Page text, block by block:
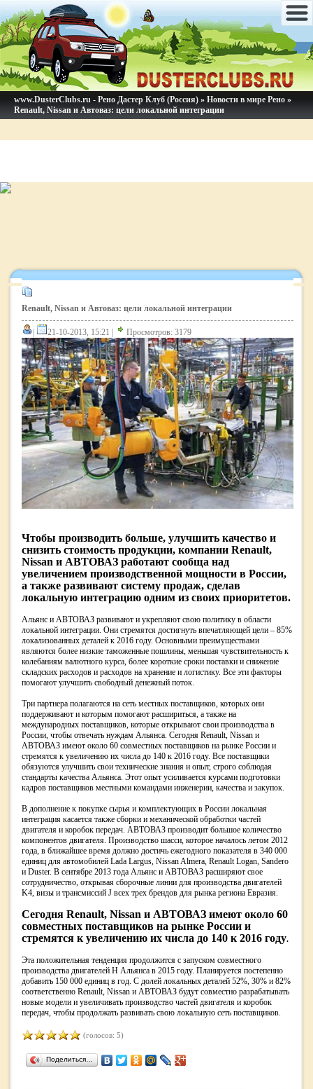
www.DusterClubs.ru - Рено Дастер Клуб (Россия) » Новости в мире Рено »
Renault, Nissan и Автоваз: цели локальной интеграции
Renault, Nissan и Автоваз: цели локальной интеграции
21-10-2013, 15:21 | Просмотров: 3179
Чтобы производить больше, улучшить качество и
снизить стоимость продукции, компании Renault,
Nissan и АВТОВАЗ работают сообща над
увеличением производственной мощности в России,
а также развивают систему продаж, сделав
локальную интеграцию одним из своих приоритетов.
Aльянс и АВТОВАЗ развивают и укрепляют свою политику в области
локальной интеграции. Они стремятся достигнуть впечатляющей цели – 85%
локализованных деталей к 2016 году. Основными преимуществами
являются более низкие таможенные пошлины, меньшая чувствительность к
колебаниям валютного курса, более короткие сроки поставки и снижение
складских расходов и расходов на хранение и логистику. Все эти факторы
помогают улучшить свободный денежный поток.
Три партнера полагаются на сеть местных поставщиков, которых они
поддерживают и которым помогают расшириться, а также на
международных поставщиков, которые открывают свои производства в
России, чтобы отвечать нуждам Альянса. Сегодня Renault, Nissan и
АВТОВАЗ имеют около 60 совместных поставщиков на рынке России и
стремятся к увеличению их числа до 140 к 2016 году. Все поставщики
обязуются улучшить свои технические знания и опыт, строго соблюдая
стандарты качества Альянса. Этот опыт усиливается курсами подготовки
кадров поставщиков местными командами инженерии, качества и закупок.
В дополнение к покупке сырья и комплектующих в России локальная
интеграция касается также сборки и механической обработки частей
двигателя и коробок передач. АВТОВАЗ производит большое количество
компонентов двигателя. Производство шасси, которое началось летом 2012
года, в ближайшее время должно достичь ежегодного показателя в 340 000
единиц для автомобилей Lada Largus, Nissan Almera, Renault Logan, Sandero
и Duster. В сентябре 2013 года Альянс и АВТОВАЗ расширяют свое
сотрудничество, открывая сборочные линии для производства двигателей
K4, визы и трансмиссий J всех трех брендов для рынка региона Евразия.
Сегодня Renault, Nissan и АВТОВАЗ имеют около 60
совместных поставщиков на рынке России и
стремятся к увеличению их числа до 140 к 2016 году.
Эта положительная тенденция продолжится с запуском совместного
производства двигателей Н Альянса в 2015 году. Планируется постепенно
добавить 150 000 единиц в год. С долей локальных деталей 52%, 30% и 82%
соответственно Renault, Nissan и АВТОВАЗ будут совместно разрабатывать
новые модели и увеличивать производство частей двигателя и коробок
передач, чтобы продолжать развивать свою локальную сеть поставщиков.
(голосов: 5)
Поделиться…